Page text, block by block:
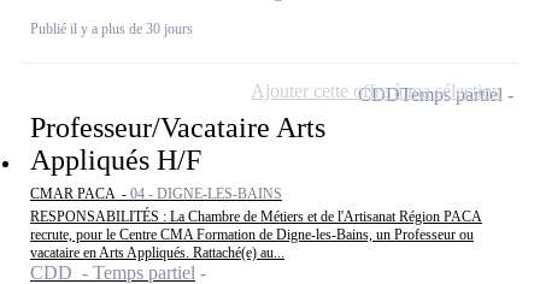
Publié il y a plus de 30 jours
Professeur/Vacataire Arts
Appliqués H/F
CMAR PACA - 04 - DIGNE-LES-BAINS
RESPONSABILITÉS : La Chambre de Métiers et de l'Artisanat Région PACA
recrute, pour le Centre CMA Formation de Digne-les-Bains, un Professeur ou
vacataire en Arts Appliqués. Rattaché(e) au...
CDD - Temps partiel
CDDTemps partiel
Ajouter cette offre à ma sélection